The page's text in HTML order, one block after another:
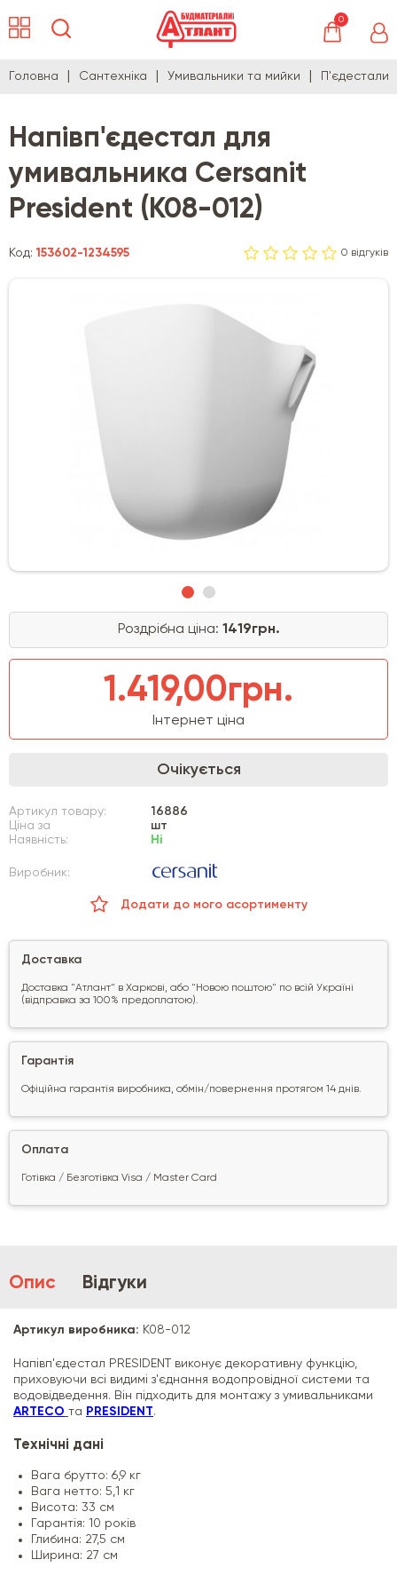
0
Головна Сантехніка Умивальники та мийки П'єдестали
Напівп'єдестал для
умивальника Cersanit
President (K08-012)
Код:153602-1234595 0 відгуків
Роздрібна ціна: 1419грн.
1.419,00грн.
Інтернет ціна
Очікується
Артикул товару:
16886
Ціна за
шт
Наявність:
Ні
Виробник:
Додати до мого асортименту
Доставка
Доставка "Атлант" в Харкові, або "Новою поштою" по всій Україні
(відправка за 100% предоплатою).
Гарантія
Офіційна гарантія виробника, обмін/повернення протягом 14 днів.
Оплата
Готівка / Безготівка Visa / Master Card
Опис Відгуки
Артикул виробника: K08-012
Напівп'єдестал PRESIDENT виконує декоративну функцію,
приховуючи всі видимі з'єднання водопровідної системи та
водовідведення. Він підходить для монтажу з умивальниками
ARTECO та PRESIDENT.
Технічні дані
Вага брутто: 6,9 кг
Вага нетто: 5,1 кг
Висота: 33 см
Гарантія: 10 років
Глибина: 27,5 см
Ширина: 27 см